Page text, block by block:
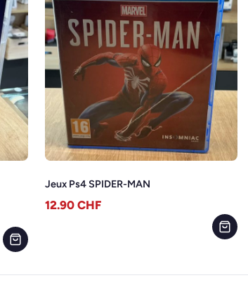
Jeux Ps4 SPIDER-MAN
12.90 CHF